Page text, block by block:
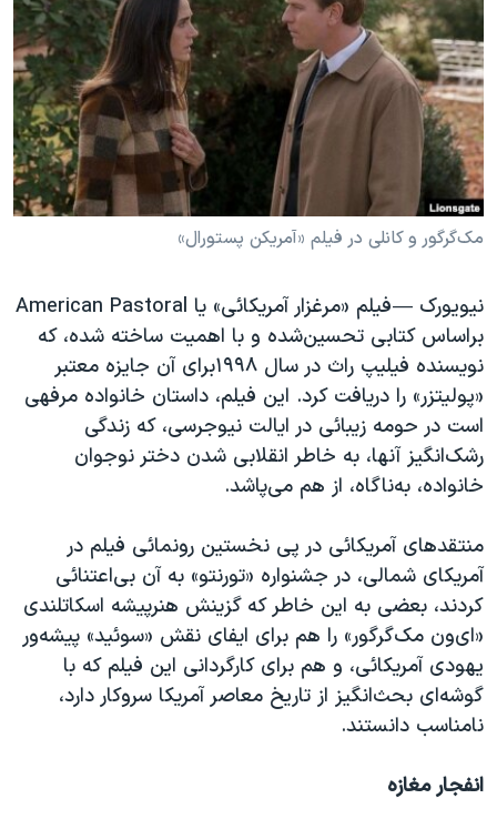
فرهنگ و زندگی
حقوق شهروندی
اقتصادی
علم و فناوری
اسرائیل در جنگ
گالری عکس
مستندها
انتخابات ریاست جمهوری آمریکا ۲۰۲۴
حمله جمهوری اسلامی به اسرائیل
رمز مهسا
ورزش زنان در ایران
اعتراضات زن، زندگی، آزادی
تریبونال مردمی آبان ۹۸
دادگاه حمید نوری
چهل سال گروگان‌گیری
قانون شفافیت دارائی کادر رهبری ایران
اعتراضات مردمی آبان ۹۸
اسرائیل در جنگ
نرگس محمدی برنده جایزه نوبل صلح
همایش محافظه‌کاران آمریکا «سی‌پک»
صفحه‌های ویژه
سفر پرزیدنت ترامپ به چین
دنبال کنید
زبانهای مختلف
مک‌گرگور و کانلی در فیلم «آمریکن پستورال»
نیویورک —
فیلم «مرغزار آمریکائی» یا American Pastoral
براساس کتابی تحسین‌شده و با اهمیت ساخته شده، که
نویسنده فیلیپ راث در سال ۱۹۹۸برای آن جایزه معتبر
«پولیتزر» را دریافت کرد. این فیلم، داستان خانواده مرفهی
است در حومه زیبائی در ایالت نیوجرسی، که زندگی
رشک‌انگیز آنها، به خاطر انقلابی شدن دختر نوجوان
خانواده، به‌ناگاه، از هم می‌پاشد.
منتقدهای آمریکائی در پی نخستین رونمائی فیلم در
آمریکای شمالی، در جشنواره «تورنتو» به آن بی‌اعتنائی
کردند، بعضی به این خاطر که گزینش هنرپیشه اسکاتلندی
«ای‌ون مک‌گرگور» را هم برای ایفای نقش «سوئید» پیشه‌ور
یهودی آمریکائی، و هم برای کارگردانی این فیلم که با
گوشه‌ای بحث‌انگیز از تاریخ معاصر آمریکا سروکار دارد،
نامناسب دانستند.
انفجار مغازه